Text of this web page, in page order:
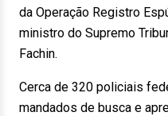
da Operação Registro
ministro do Supremo
Fachin.
Cerca de 320 policiais
mandados de busca e